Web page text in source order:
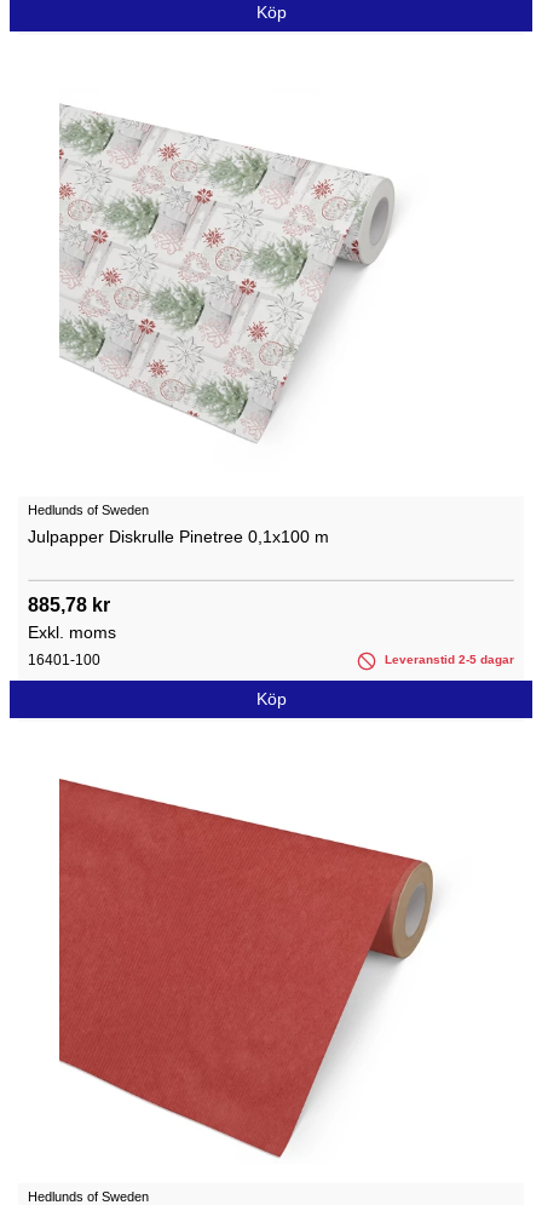
Köp
Hedlunds of Sweden
Julpapper Diskrulle Pinetree 0,1x100 m
885,78 kr
Exkl. moms
16401-100 Leveranstid 2-5 dagar
Köp
Hedlunds of Sweden